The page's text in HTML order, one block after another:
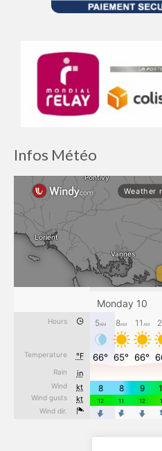
Infos Météo